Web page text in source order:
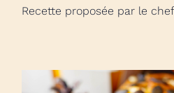
Recette proposée par le